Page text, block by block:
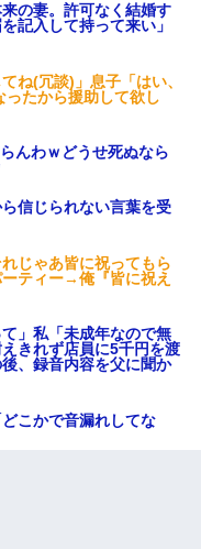
の妻。許可なく結婚す
記入して持って来い」
ね(冗談)」息子「はい、
たから援助して欲し
んわｗどうせ死ぬなら
信じられない言葉を受
じゃあ皆に祝ってもら
ティー→俺『皆に祝え
」私「未成年なので無
きれず店員に5千円を渡
、録音内容を父に聞か
こかで音漏れしてな